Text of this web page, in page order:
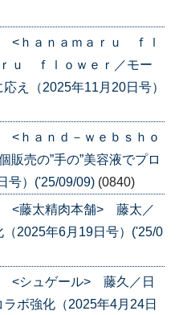
<ｈａｎａｍａｒｕ ｆｌ
ｕ ｆｌｏｗｅｒ／モー
え（2025年11月20日号）
<ｈａｎｄ－ｗｅｂｓｈｏ
売の”手の”美容液でプロ
号）('25/09/09) (0840)
<藤太精肉本舗> 藤太／
2025年6月19日号）('25/0
<シュゲール> 藤久／日
ボ強化（2025年4月24日